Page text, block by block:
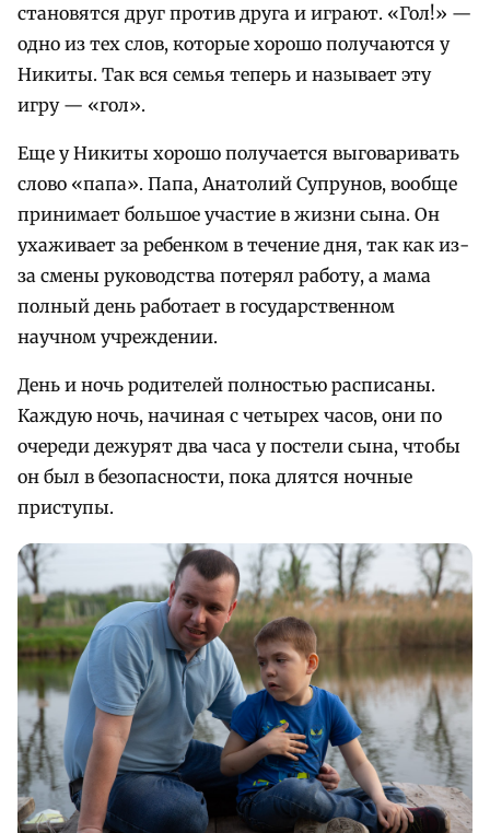
становятся друг против друга и играют. «Гол!» —
одно из тех слов, которые хорошо получаются у
Никиты. Так вся семья теперь и называет эту
игру — «гол».
Еще у Никиты хорошо получается выговаривать
слово «папа». Папа, Анатолий Супрунов, вообще
принимает большое участие в жизни сына. Он
ухаживает за ребенком в течение дня, так как из-
за смены руководства потерял работу, а мама
полный день работает в государственном
научном учреждении.
День и ночь родителей полностью расписаны.
Каждую ночь, начиная с четырех часов, они по
очереди дежурят два часа у постели сына, чтобы
он был в безопасности, пока длятся ночные
приступы.